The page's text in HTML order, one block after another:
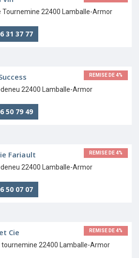
Tournemine 22400 Lamballe-Armor
31 37 77
REMISE DE 4%
22400 Lamballe-Armor
50 79 49
REMISE DE 4%
Fariault
22400 Lamballe-Armor
50 07 07
REMISE DE 4%
Cie
tournemine 22400 Lamballe-Armor